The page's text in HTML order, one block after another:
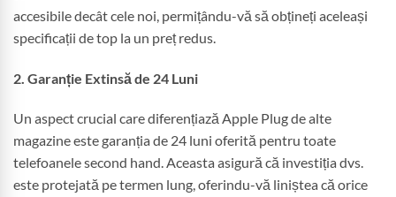
accesibile decât cele noi, permițându-vă să obțineți aceleași
specificații de top la un preț redus.
2. Garanție Extinsă de 24 Luni
Un aspect crucial care diferențiază Apple Plug de alte
magazine este garanția de 24 luni oferită pentru toate
telefoanele second hand. Aceasta asigură că investiția dvs.
este protejată pe termen lung, oferindu-vă liniștea că orice